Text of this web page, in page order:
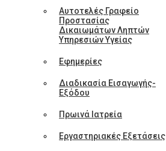
Αυτοτελές Γραφείο
Προστασίας
Δικαιωμάτων Ληπτών
Υπηρεσιών Υγείας
Εφημερίες
Διαδικασία Εισαγωγής-
Εξόδου
Πρωινά Ιατρεία
Εργαστηριακές Εξετάσεις